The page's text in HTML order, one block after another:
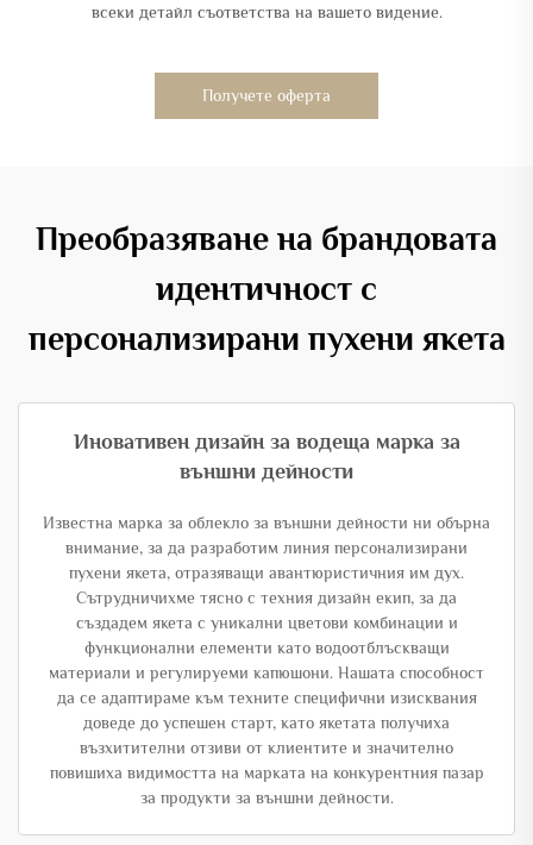
всеки детайл съответства на вашето видение.
Получете оферта
Преобразяване на брандовата
идентичност с
персонализирани пухени якета
Иновативен дизайн за водеща марка за
външни дейности
Известна марка за облекло за външни дейности ни обърна
внимание, за да разработим линия персонализирани
пухени якета, отразяващи авантюристичния им дух.
Сътрудничихме тясно с техния дизайн екип, за да
създадем якета с уникални цветови комбинации и
функционални елементи като водоотблъскващи
материали и регулируеми капюшони. Нашата способност
да се адаптираме към техните специфични изисквания
доведе до успешен старт, като якетата получиха
възхитителни отзиви от клиентите и значително
повишиха видимостта на марката на конкурентния пазар
за продукти за външни дейности.